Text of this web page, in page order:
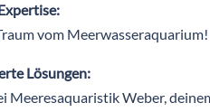
vom Meerwasseraquarium!
Lösungen:
Meeresaquaristik Weber,